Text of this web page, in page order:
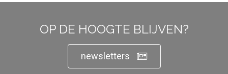
OP DE HOOGTE BLIJVEN?
newsletters